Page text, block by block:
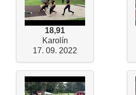
18,91
Karolín
17. 09. 2022